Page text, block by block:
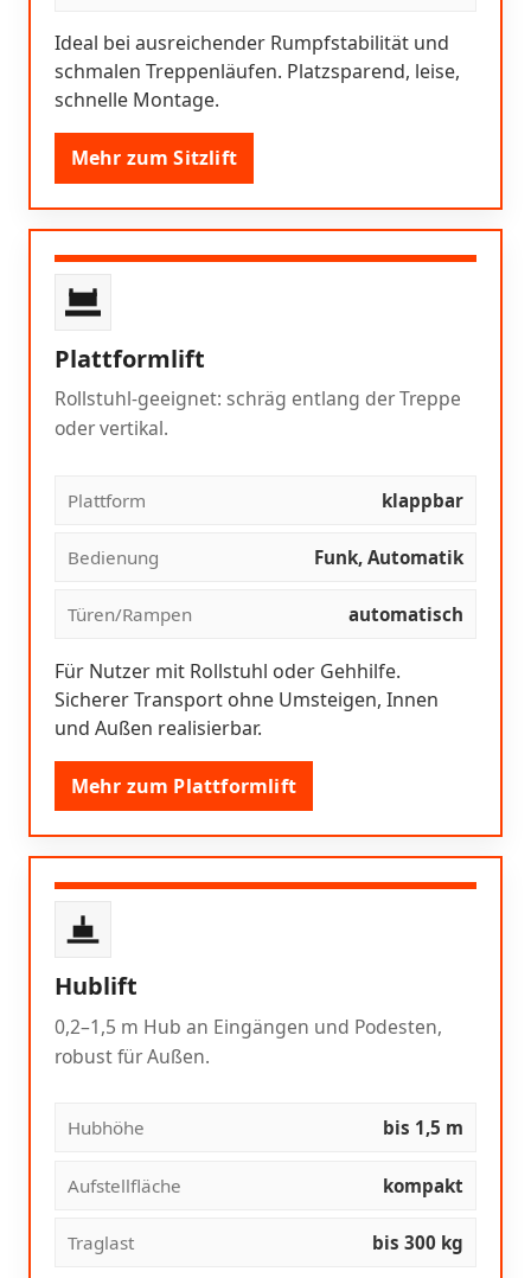
Ideal bei ausreichender Rumpfstabilität und
schmalen Treppenläufen. Platzsparend, leise,
schnelle Montage.
Mehr zum Sitzlift
Plattformlift
Rollstuhl-geeignet: schräg entlang der Treppe
oder vertikal.
Plattform klappbar
Bedienung Funk, Automatik
Türen/Rampen automatisch
Für Nutzer mit Rollstuhl oder Gehhilfe.
Sicherer Transport ohne Umsteigen, Innen
und Außen realisierbar.
Mehr zum Plattformlift
Hublift
0,2–1,5 m Hub an Eingängen und Podesten,
robust für Außen.
Hubhöhe bis 1,5 m
Aufstellfläche kompakt
Traglast bis 300 kg